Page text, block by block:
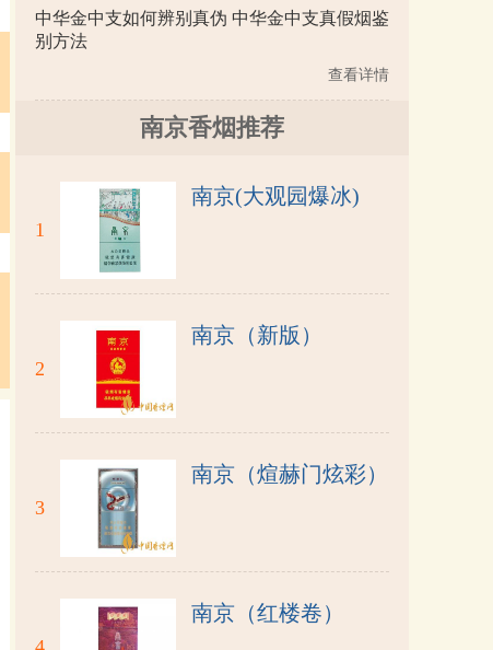
中华金中支如何辨别真伪 中华金中支真假烟鉴
别方法
查看详情
南京香烟推荐
1
南京(大观园爆冰)
2
南京（新版）
3
南京（煊赫门炫彩）
南京（红楼卷）